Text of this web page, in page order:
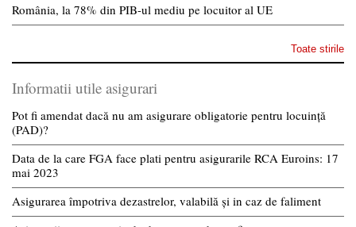
România, la 78% din PIB-ul mediu pe locuitor al UE
Toate stirile
Informatii utile asigurari
Pot fi amendat dacă nu am asigurare obligatorie pentru locuință
(PAD)?
Data de la care FGA face plati pentru asigurarile RCA Euroins: 17
mai 2023
Asigurarea împotriva dezastrelor, valabilă și in caz de faliment